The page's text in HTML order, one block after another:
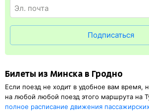
в электронном ж/д билете. А в случае
регистрации еще и распечатка посадочного
Подписаться
Билеты из Минска в Гродно
Если поезд не ходит в удобное вам время,
на любой любой поезд этого маршрута на
полное расписание движения